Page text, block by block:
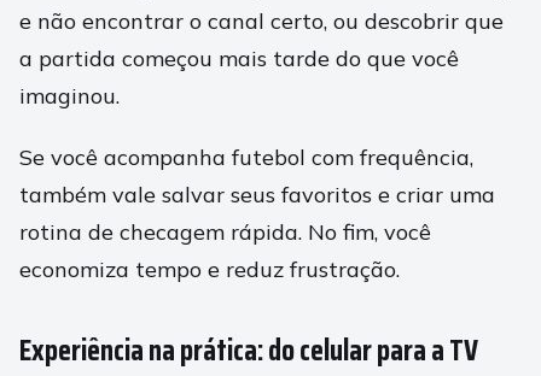
e não encontrar o canal certo, ou descobrir que
a partida começou mais tarde do que você
imaginou.
Se você acompanha futebol com frequência,
também vale salvar seus favoritos e criar uma
rotina de checagem rápida. No fim, você
economiza tempo e reduz frustração.
Experiência na prática: do celular para a TV